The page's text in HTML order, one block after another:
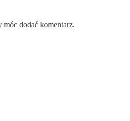
móc dodać komentarz.